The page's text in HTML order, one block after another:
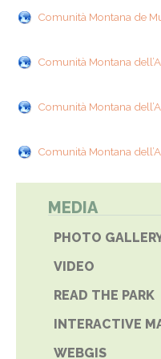
Comunità Montana de
Comunità Montana
Comunità Montana
Comunità Montana
MEDIA
PHOTO
VIDEO
READ THE PARK
INTERACTIVE
WEBGIS